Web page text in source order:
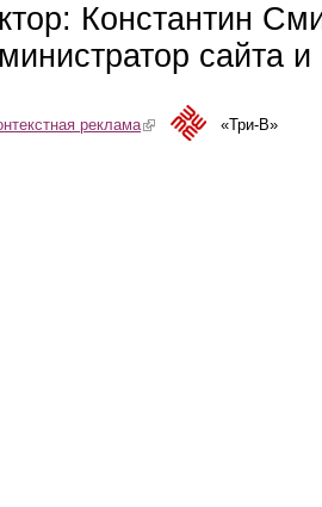
Константин
сайта
реклама(link is external)«Три-В»